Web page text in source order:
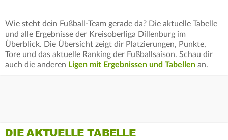
Wie steht dein Fußball-Team gerade da? Die aktuelle Tabelle
und alle Ergebnisse der Kreisoberliga Dillenburg im
Überblick. Die Übersicht zeigt dir Platzierungen, Punkte,
Tore und das aktuelle Ranking der Fußballsaison. Schau dir
auch die anderen Ligen mit Ergebnissen und Tabellen an.
DIE AKTUELLE TABELLE